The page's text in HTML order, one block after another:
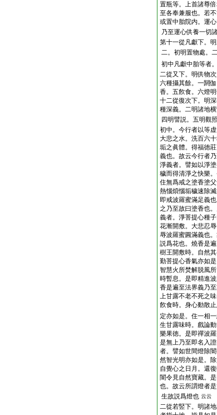
置瓶等。上首諸尊
至各奉兼服也。若
或置中胎院内。運
乃至運心供養一切
第十一從凡獻下。
二。初明置物處。
初中凡獻中胎等者
二從又下。明供物
六種攝其餘。一閼
香。五飮食。六燈
十二從復次下。明
種深義。二明諸地
四明譬説。五明觀
初中。今行者以等
大悲之水。洗百六
垢之眞體。得福徳
義也。故云今行者
淨義者。譬如以淨
穢而得清淨之快樂
住無爲戒之塗香塗
熱惱煩惱垢穢速除
即戒波羅蜜滿足義
之乃至故曰塗香也
義者。淨菩提心種
花漸開敷。大悲忍
辱波羅蜜圓滿義也
説爲花也。燒香是
樹王開敷時。自然
勤菩提心香氣亦如
智慧火所焚解脱風
時暫息。是即精進
香是遍至法界義乃
上甘露不老不死之
飮食時。身心動散
定亦如是。住一相
生甘露味時。戲論
樂果徳。是即禪波
是無上乃至即名入
者。譬如世間燈除
然智光明亦如是。
自覺心之日月。還
闇令見自然寶藏。
也。故云所謂燈者
生故説爲燈也 云云
二從若竪下。明諸